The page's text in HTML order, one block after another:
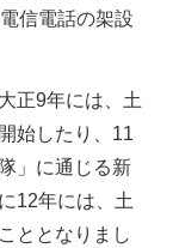
信電話の架設
正9年には、土
始したり、11
」に通じる新
12年には、土
ととなりまし